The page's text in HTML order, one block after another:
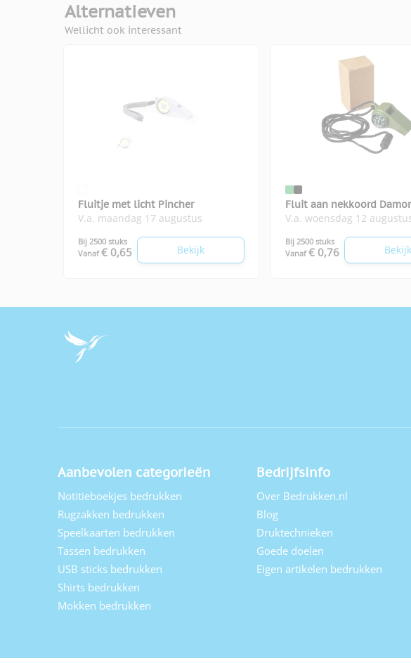
Alternatieven
Wellicht ook interessant
Fluitje met licht Pincher
V.a. maandag 17 augustus
Bij 2500 stuks
Vanaf € 0,65 Bekijk
Fluit aan nekkoord
V.a. woensdag 12
Bij 2500 stuks
Vanaf € 0,76 Bekijk
Aanbevolen categorieën
Notitieboekjes bedrukken
Rugzakken bedrukken
Speelkaarten bedrukken
Tassen bedrukken
USB sticks bedrukken
Shirts bedrukken
Mokken bedrukken
Bedrijfsinfo
Over Bedrukken.nl
Blog
Druktechnieken
Goede doelen
Eigen artikelen bedrukken